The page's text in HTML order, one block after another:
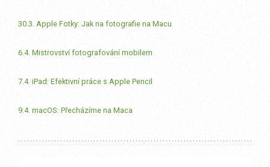
30.3. Apple Fotky: Jak na fotografie na Macu
6.4. Mistrovství fotografování mobilem
7.4. iPad: Efektivní práce s Apple Pencil
9.4. macOS: Přecházíme na Maca